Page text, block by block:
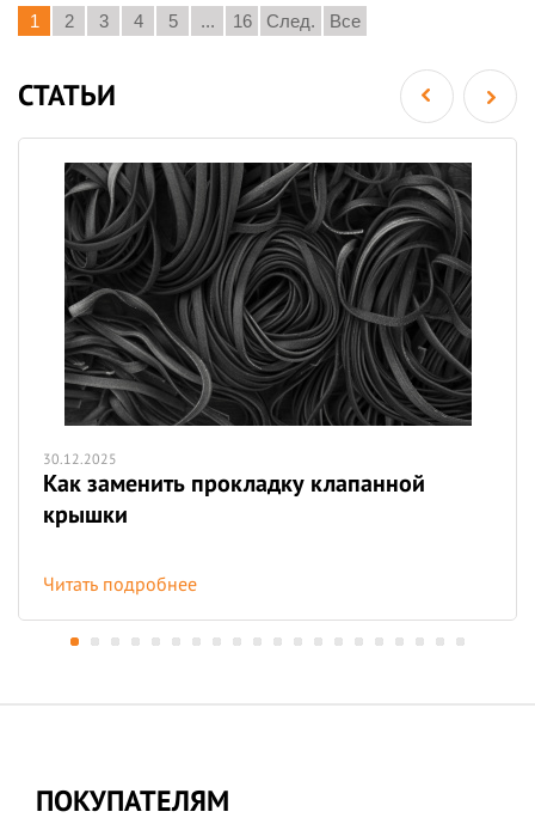
1 2 3 4 5 ... 16 След. Все
СТАТЬИ
30.12.2025
Как заменить прокладку клапанной
крышки
Читать подробнее
ПОКУПАТЕЛЯМ